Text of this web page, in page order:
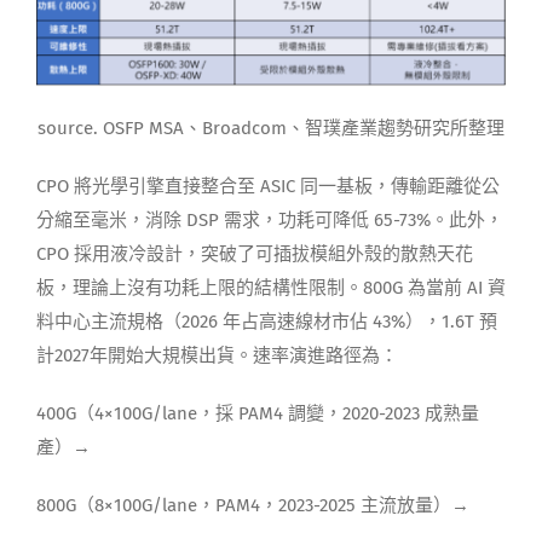
source. OSFP MSA、Broadcom、智璞產業趨勢研究所整理
CPO 將光學引擎直接整合至 ASIC 同一基板，傳輸距離從公
分縮至毫米，消除 DSP 需求，功耗可降低 65-73%。此外，
CPO 採用液冷設計，突破了可插拔模組外殼的散熱天花
板，理論上沒有功耗上限的結構性限制。800G 為當前 AI 資
料中心主流規格（2026 年占高速線材市佔 43%），1.6T 預
計2027年開始大規模出貨。速率演進路徑為：
400G（4×100G/lane，採 PAM4 調變，2020-2023 成熟量
產）→
800G（8×100G/lane，PAM4，2023-2025 主流放量）→